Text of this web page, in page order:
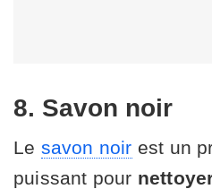
8. Savon noir
Le savon noir est un
puissant pour